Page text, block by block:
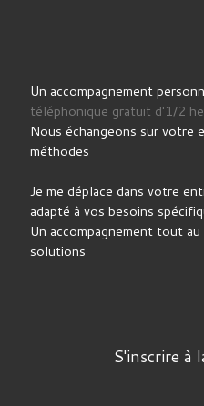
Un accompagnement
téléphonique gratuit d'1/2
Nous échangeons sur votre
méthodes
Je me déplace dans votre
adapté à vos besoins
Un accompagnement tout
solutions
S'inscrire à